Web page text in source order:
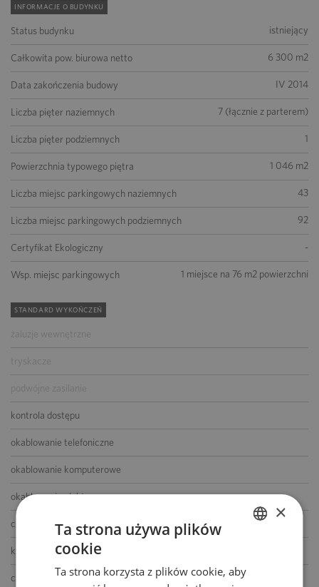
INFORMACJE O BUDYNKU
Status budynku istniejący
Całkowita pow. biurowa netto 6 300 m2
Data zakończenia budowy IV 2014
Liczba pięter naziemnych 7 (łącznie z parterem)
Liczba pięter podziemnych 1
Powierzchnia typowego piętra 1 046 m2
Liczba miejsc parkingowych naziemnych 43
Liczba miejsc parkingowych podziemnych 92
Certyfikat Ekologiczny -
Wsp. miejsc parkingowych 1 miejsce na 76 m2 powierzchni
STANDARD WYKOŃCZEŃ
żaluzje wewnętrzne
tryskacze
podwójne zasilanie
kontrola dostępu
okablowanie telefoniczne
okablowanie komputerowe
okablowanie elektryczne
centrala telefoniczna
klimatyzacja
czujniki dymu i ciepła ENGLISH
×
Ta strona używa plików
cookie
Ta strona korzysta z plików cookie, aby